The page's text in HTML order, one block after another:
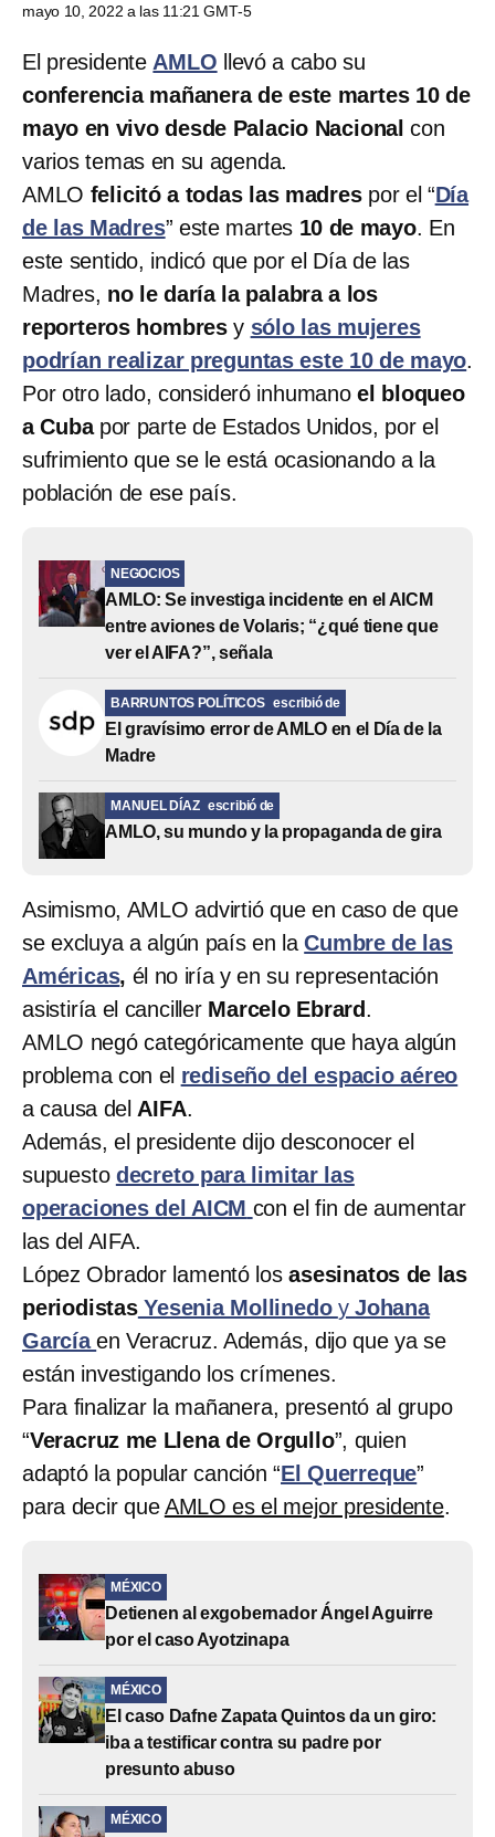
mayo 10, 2022 a las 11:21 GMT-5
El presidente AMLO llevó a cabo su
conferencia mañanera de este martes 10 de
mayo en vivo desde Palacio Nacionalcon
varios temas en su agenda.
AMLO felicitó a todas las madres por el “Día
de las Madres” este martes 10 de mayo. En
este sentido, indicó que por el Día de las
Madres, no le daría la palabra a los
reporteros hombresy sólo las mujeres
podrían realizar preguntas este 10 de mayo.
Por otro lado, consideró inhumanoel bloqueo
a Cuba por parte de Estados Unidos, por el
sufrimiento que se le está ocasionando a la
población de ese país.
NEGOCIOS
AMLO: Se investiga incidente en el AICM
entre aviones de Volaris; “¿qué tiene que
ver el AIFA?”, señala
BARRUNTOS POLÍTICOS escribió de
El gravísimo error de AMLO en el Día de la
Madre
MANUEL DÍAZ escribió de
AMLO, su mundo y la propaganda de gira
Asimismo, AMLO advirtió que en caso de que
se excluya a algún país en laCumbre de las
Américas, él no iría y en su representación
asistiría el canciller Marcelo Ebrard .
AMLO negó categóricamente que haya algún
problema con el rediseño del espacio aéreo
a causa del AIFA.
Además, el presidente dijo desconocer el
supuesto decreto para limitar las
operaciones del AICM con el fin de aumentar
las del AIFA.
López Obrador lamentó losasesinatos de las
periodistasYesenia Mollinedo yJohana
Garcíaen Veracruz. Además, dijo que ya se
están investigando los crímenes.
Para finalizar la mañanera, presentó al grupo
“Veracruz me Llena de Orgullo”, quien
adaptó la popular canción “El Querreque”
para decir queAMLO es el mejor presidente.
MÉXICO
Detienen al exgobernador Ángel Aguirre
por el caso Ayotzinapa
MÉXICO
El caso Dafne Zapata Quintos da un giro:
iba a testificar contra su padre por
presunto abuso
MÉXICO